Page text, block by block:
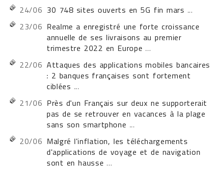
24/06 30 748 sites ouverts en 5G fin mars ...
23/06 Realme a enregistré une forte croissance
annuelle de ses livraisons au premier
trimestre 2022 en Europe...
22/06 Attaques des applications mobiles bancaires
: 2 banques françaises sont fortement
ciblées ...
21/06 Près d'un Français sur deux ne supporterait
pas de se retrouver en vacances à la plage
sans son smartphone ...
20/06 Malgré l'inflation, les téléchargements
d'applications de voyage et de navigation
sont en hausse ...